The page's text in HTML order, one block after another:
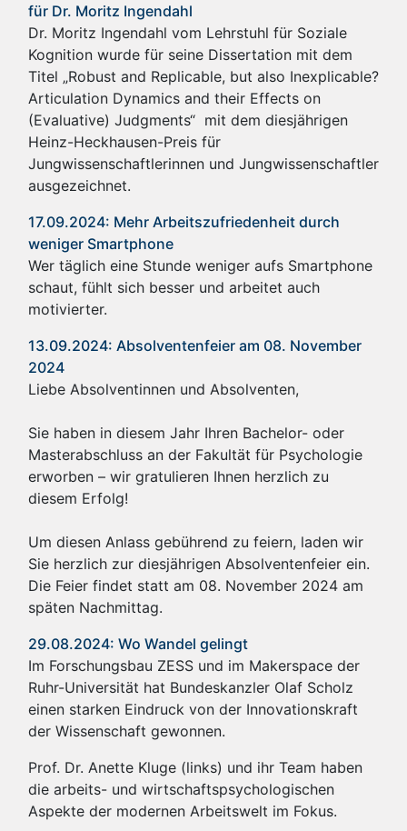
für Dr. Moritz Ingendahl
Dr. Moritz Ingendahl vom Lehrstuhl für Soziale
Kognition wurde für seine Dissertation mit dem
Titel „Robust and Replicable, but also Inexplicable?
Articulation Dynamics and their Effects on
(Evaluative) Judgments“ mit dem diesjährigen
Heinz-Heckhausen-Preis für
Jungwissenschaftlerinnen und Jungwissenschaftler
ausgezeichnet.
17.09.2024: Mehr Arbeitszufriedenheit durch
weniger Smartphone
Wer täglich eine Stunde weniger aufs Smartphone
schaut, fühlt sich besser und arbeitet auch
motivierter.
13.09.2024: Absolventenfeier am 08. November
2024
Liebe Absolventinnen und Absolventen,
Sie haben in diesem Jahr Ihren Bachelor- oder
Masterabschluss an der Fakultät für Psychologie
erworben – wir gratulieren Ihnen herzlich zu
diesem Erfolg!
Um diesen Anlass gebührend zu feiern, laden wir
Sie herzlich zur diesjährigen Absolventenfeier ein.
Die Feier findet statt am 08. November 2024 am
späten Nachmittag.
29.08.2024: Wo Wandel gelingt
Im Forschungsbau ZESS und im Makerspace der
Ruhr-Universität hat Bundeskanzler Olaf Scholz
einen starken Eindruck von der Innovationskraft
der Wissenschaft gewonnen.
Prof. Dr. Anette Kluge (links) und ihr Team haben
die arbeits- und wirtschaftspsychologischen
Aspekte der modernen Arbeitswelt im Fokus.